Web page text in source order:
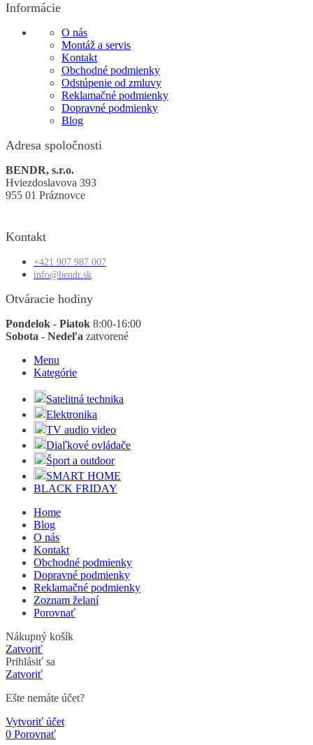
Informácie
O nás
Montáž a servis
Kontakt
Obchodné podmienky
Odstúpenie od zmluvy
Reklamačné podmienky
Dopravné podmienky
Blog
Adresa spoločnosti
BENDR, s.r.o.
Hviezdoslavova 393
955 01 Práznovce
Kontakt
+421 907 987 007
info@bendr.sk
Otváracie hodiny
Pondelok - Piatok 8:00-16:00
Sobota - Nedeľa zatvorené
Menu
Kategórie
Satelitná technika
Elektronika
TV audio video
Diaľkové ovládače
Šport a outdoor
SMART HOME
BLACK FRIDAY
Home
Blog
O nás
Kontakt
Obchodné podmienky
Dopravné podmienky
Reklamačné podmienky
Zoznam želaní
Porovnať
Nákupný košík
Zatvoriť
Prihlásiť sa
Zatvoriť
Ešte nemáte účet?
Vytvoriť účet
0 Porovnať